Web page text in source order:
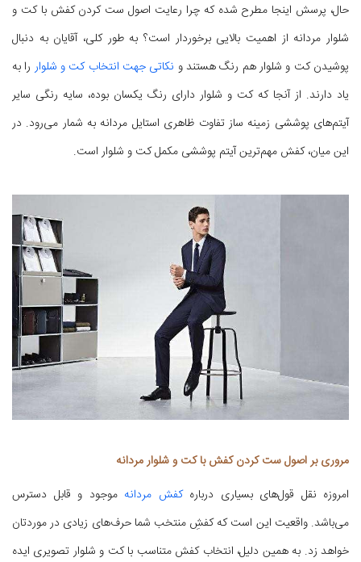
حال، پرسش اینجا مطرح شده که چرا رعایت اصول ست کردن کفش با کت و
شلوار مردانه از اهمیت بالایی برخوردار است؟ به طور کلی، آقایان به دنبال
پوشیدن کت و شلوار هم رنگ هستند و نکاتی جهت انتخاب کت و شلواررا به
یاد دارند. از آنجا که کت و شلوار دارای رنگ یکسان بوده، سایه رنگی سایر
آیتم‌های پوششی زمینه ساز تفاوت ظاهری استایل مردانه به شمار می‌رود. در
این میان، کفش مهم‌ترین آیتم پوششی مکمل کت و شلوار است.
مروری بر اصول ست کردن کفش با کت و شلوار مردانه
امروزه نقل قول‌های بسیاری دربارهکفش مردانه موجود و قابل دسترس
می‌باشد. واقعیت این است که کفش‌ِ منتخب شما حرف‌های زیادی در موردتان
خواهد زد. به همین دلیل، انتخاب کفش متناسب با کت و شلوار تصویری ایده